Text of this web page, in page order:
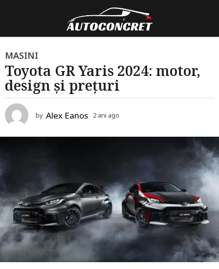
2
a
n
a
g
o
a
o
MASINI
Toyota GR Yaris 2024: motor,
design și prețuri
by Alex Eanos 2 ani ago